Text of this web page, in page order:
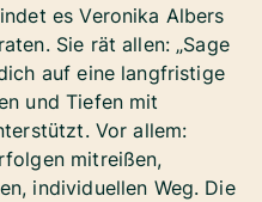
es Veronika Albers
Sie rät allen: „Sage
auf eine langfristige
und Tiefen mit
Vor allem:
mitreißen,
individuellen Weg. Die